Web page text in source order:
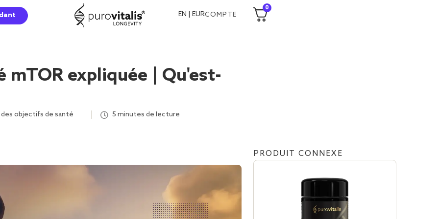
EN | EURCOMPTE
0
mTOR expliquée | Qu'est-
des objectifs de santé 5 minutes de lecture
PRODUIT CONNEXE